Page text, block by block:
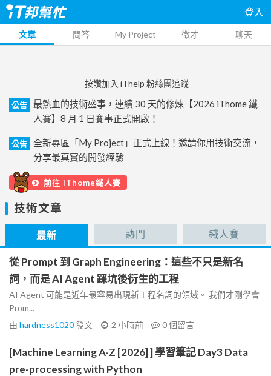
登入
文章 問答 My Project 徵才 聊天
按讚加入 iThelp 粉絲團追蹤
公告
最熱血的技術盛事，連續 30 天的修煉【2026 iThome 鐵
人賽】8 月 1 日賽事正式開啟！
公告
全新專區「My Project」正式上線！邀請你用技術交流，
分享最真實的開發經驗
前往 iThome鐵人賽
技術文章
最新 熱門 鐵人賽
從 Prompt 到 Graph Engineering：這些不只是新名
詞，而是 AI Agent 踩坑後衍生的工程
AI Agent 可能是近年最容易出現新工程名詞的領域。 我們才剛學會
Prom...
由 hardness1020發文 2 小時前 0個留言
[Machine Learning A-Z [2026] ] 學習筆記 Day3 Data
pre-processing with Python